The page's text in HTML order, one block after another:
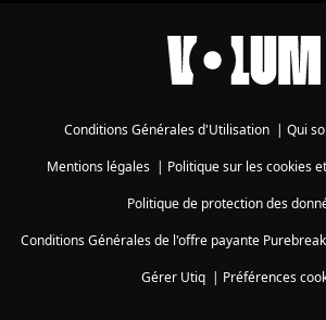
Conditions Générales d'Utilisation | Qui
Mentions légales| Politique sur les cookies
Politique de protection des
Conditions Générales de l'offre payante
Gérer Utiq | Préférences